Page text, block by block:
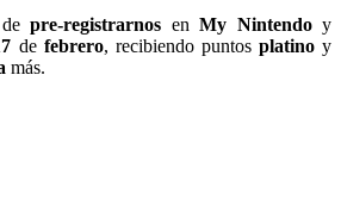
depre-registrarnos enMy Nintendoy
de febrero, recibiendo puntos platinoy
más.